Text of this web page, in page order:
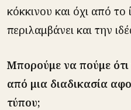
κόκκινου και όχι από το
περιλαμβάνει και την
Μπορούμε να πούμε ότι
από μια διαδικασία
τύπου;